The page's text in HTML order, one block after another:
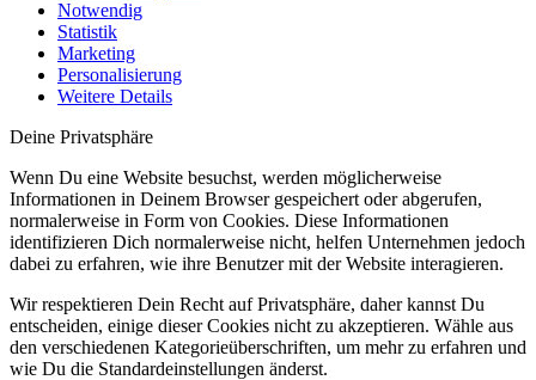
Notwendig
Statistik
Marketing
Personalisierung
Weitere Details
Deine Privatsphäre
Wenn Du eine Website besuchst, werden möglicherweise
Informationen in Deinem Browser gespeichert oder abgerufen,
normalerweise in Form von Cookies. Diese Informationen
identifizieren Dich normalerweise nicht, helfen Unternehmen jedoch
dabei zu erfahren, wie ihre Benutzer mit der Website interagieren.
Wir respektieren Dein Recht auf Privatsphäre, daher kannst Du
entscheiden, einige dieser Cookies nicht zu akzeptieren. Wähle aus
den verschiedenen Kategorieüberschriften, um mehr zu erfahren und
wie Du die Standardeinstellungen änderst.